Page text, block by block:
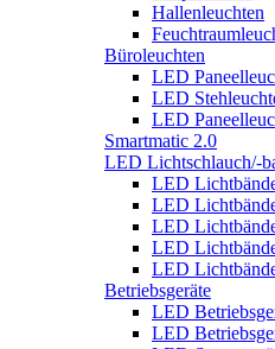
Hallenleuchten
Büroleuchten
LED
LED
LED
Smartmatic 2.0
LED Lichtschlauch/-
LED
LED
LED
LED
LED
Betriebsgeräte
LED
LED